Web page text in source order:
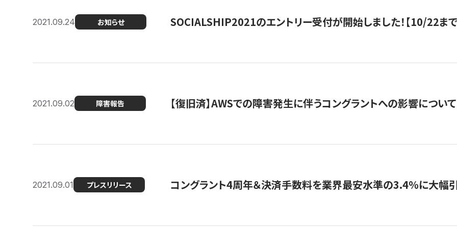
2021.09.24 お知らせ SOCIALSHIP2021のエントリー受付が開始しました！【10/22まで
2021.09.02 障害報告 【復旧済】AWSでの障害発生に伴うコングラントへの影響について
2021.09.01 プレスリリース コングラント4周年＆決済手数料を業界最安水準の3.4％に大幅